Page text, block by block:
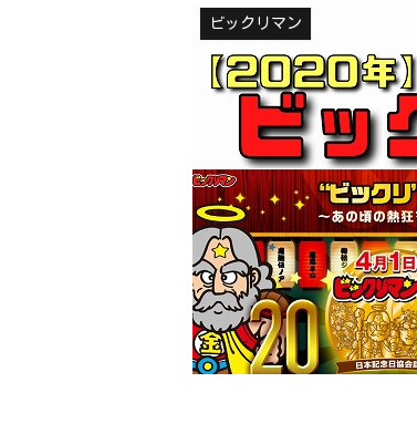
ビックリマン